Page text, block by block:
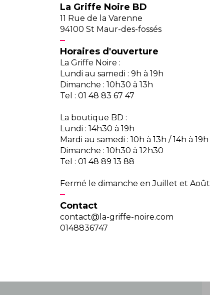
La Griffe Noire BD
11 Rue de la Varenne
94100 St Maur-des-fossés
Horaires d'ouverture
La Griffe Noire :
Lundi au samedi : 9h à 19h
Dimanche : 10h30 à 13h
Tel : 01 48 83 67 47
La boutique BD :
Lundi : 14h30 à 19h
Mardi au samedi : 10h à 13h / 14h à 19h
Dimanche : 10h30 à 12h30
Tel : 01 48 89 13 88
Fermé le dimanche en Juillet et Août
Contact
contact@la-griffe-noire.com
0148836747